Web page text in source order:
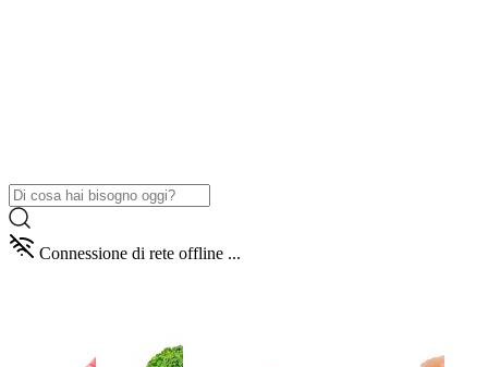
Connessione di rete offline ...